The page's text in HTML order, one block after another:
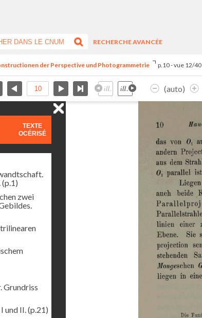
RECHERCHE AVANCÉE
der Perspective und Photogrammetrie p.10 - vue 12/40
(auto)
TEXTE
OCÉRISÉ
(p.1)
zwei
Grundriss
und II.(p.21)